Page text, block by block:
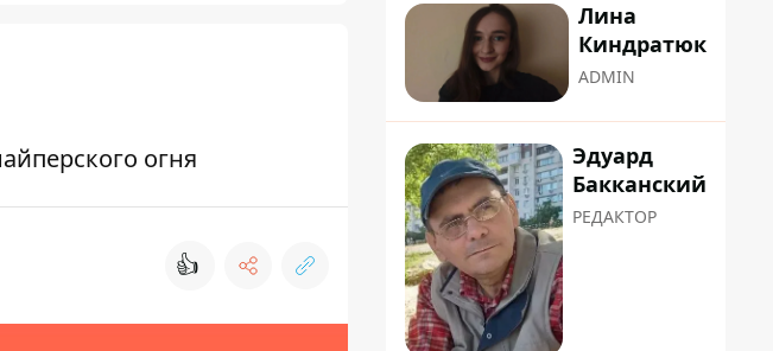
огня
👍
Лина
Киндратюк
ADMIN
Эдуард
Бакканский
РЕДАКТОР